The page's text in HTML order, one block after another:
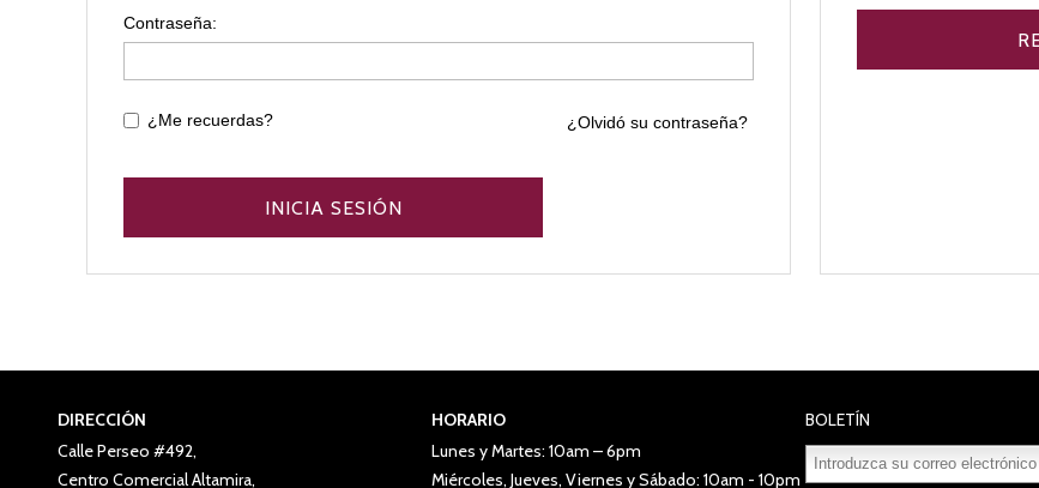
Contraseña:
¿Me recuerdas? ¿Olvidó su contraseña?
DIRECCIÓN
Calle Perseo #492,
Centro Comercial Altamira,
HORARIO
Lunes y Martes: 10am – 6pm
Miércoles, Jueves, Viernes y Sábado: 10am - 10pm
BOLETÍN